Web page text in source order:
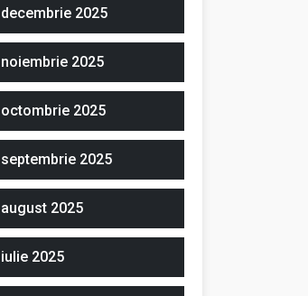
decembrie 2025
noiembrie 2025
octombrie 2025
septembrie 2025
august 2025
iulie 2025